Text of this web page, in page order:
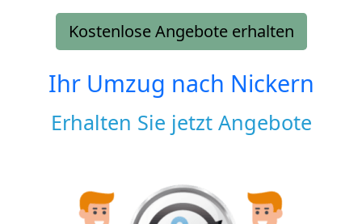
Kostenlose Angebote erhalten
Ihr Umzug nach Nickern
Erhalten Sie jetzt Angebote